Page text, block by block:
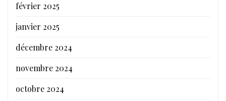
février 2025
janvier 2025
décembre 2024
novembre 2024
octobre 2024